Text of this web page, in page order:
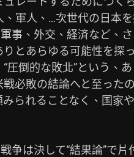
軍人、…次世代の日本
事、外交、経済など、
とあらゆる可能性を探
圧倒的な敗北”という、あ
必敗の結論へと至った
られることなく、国家
争は決して“結果論”で片